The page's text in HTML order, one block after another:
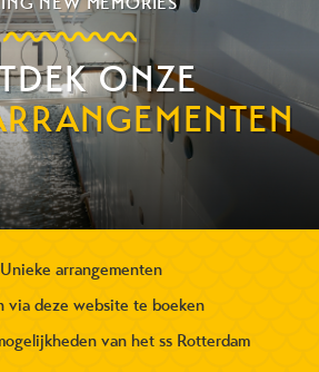
ONZE
Unieke arrangementen
via deze website te boeken
van het ss Rotterdam